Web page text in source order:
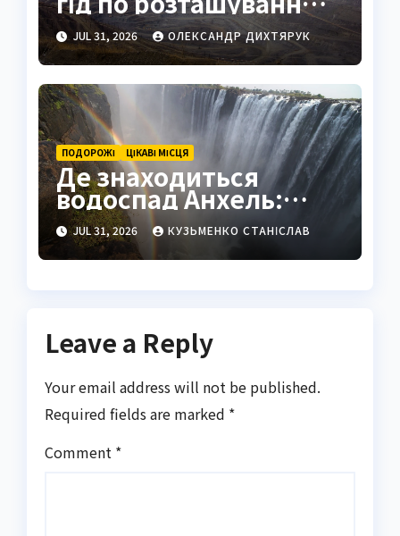
історії та життю міста
JUL 31, 2026 ОЛЕКСАНДР ДИХТЯРУК
ПОДОРОЖІ ЦІКАВІ МІСЦЯ
Де знаходиться
водоспад Анхель:
повний гід по
найвищому
водоспаду світу
JUL 31, 2026 КУЗЬМЕНКО СТАНІСЛАВ
Leave a Reply
Your email address will not be published.
Required fields are marked *
Comment *